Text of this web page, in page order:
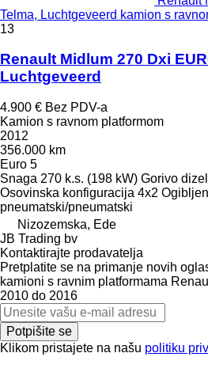
Telma, Luchtgeveerd kamion s
13
Renault Midlum 270 Dxi
Luchtgeveerd
4.900 € Bez PDV-a
Kamion s ravnom platformom
2012
356.000 km
Euro 5
Snaga 270 k.s. (198 kW) Gorivo dizel
Osovinska konfiguracija 4x2
pneumatski/pneumatski
Nizozemska, Ede
JB Trading bv
Kontaktirajte prodavatelja
Pretplatite se na primanje novih
kamioni s ravnim platformama
2010 do 2016
Potpišite se
Klikom pristajete na našu politiku